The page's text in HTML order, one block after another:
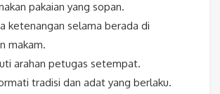
pakaian yang sopan.
ketenangan selama berada di
makam.
arahan petugas setempat.
tradisi dan adat yang berlaku.